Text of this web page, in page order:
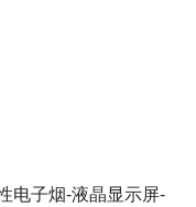
电子烟-液晶显示屏-